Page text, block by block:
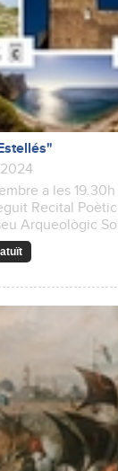
a les
Recital Poètic
Arqueològic